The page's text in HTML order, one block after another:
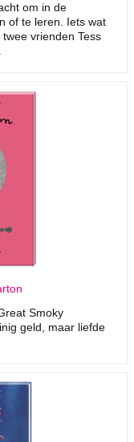
om in de
of te leren. Iets wat
vrienden Tess
Smoky
geld, maar liefde